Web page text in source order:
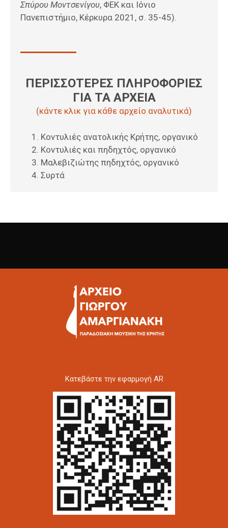
Σπύρου Μοντσενίγου, ΦΕΚ και Ιόνιο
Πανεπιστήμιο, Κέρκυρα 2021, σ. 35-45).
ΠΕΡΙΣΣΟΤΕΡΕΣ ΠΛΗΡΟΦΟΡΙΕΣ
ΓΙΑ ΤΑ ΑΡΧΕΙΑ
(κάντε κλικ για κάθε αρχείο αναλυτικά)
Κοντυλιές ανατολικής Κρήτης, οργανικό
Κοντυλιές και πηδηχτός, οργανικό
Μαλεβιζιώτης πηδηχτός, οργανικό
Συρτά
Kατεβάστε την εφαρμογή AR